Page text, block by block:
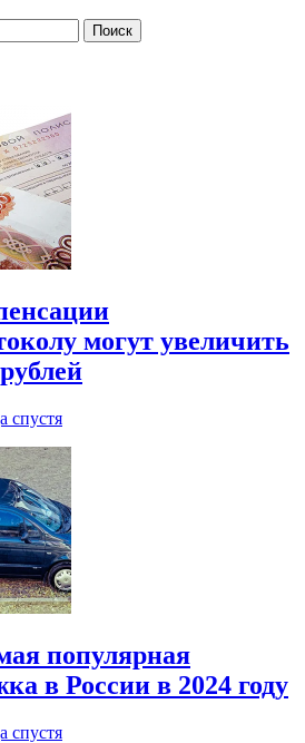
могут увеличить
спустя
популярная
в России в 2024 году
спустя